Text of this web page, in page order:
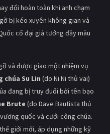
đổi hoàn toàn khi anh chạm
bị kéo xuyên không gian và
cổ đại giả tưởng đầy màu
và được giao một nhiệm vụ
chúa Su Lin (do Ni Ni thủ vai)
đang bị truy đuổi bởi tên bạo
Brute (do Dave Bautista thủ
quốc và cưới công chúa.
giới mới, áp dụng những kỹ